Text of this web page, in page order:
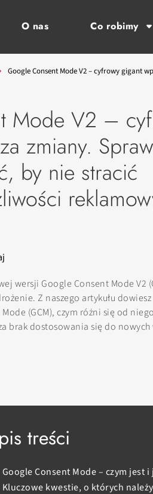
O nas Co robimy
Google Consent Mode V2 – cyfrowy gigant
Mode V2 –
zmiany.
by nie stracić
wersji Google Consent Mode V2
Z naszego artykułu
(GCM), czym różni się od
brak dostosowania się do nowych
treści
Google Consent Mode – czym jest i
Kluczowe kwestie, o których